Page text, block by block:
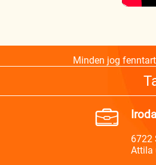
Minden jog
Iroda
6722
Attila